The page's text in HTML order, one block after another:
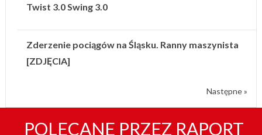
Twist 3.0 Swing 3.0
Zderzenie pociągów na Śląsku. Ranny maszynista
[ZDJĘCIA]
Następne »
POLECANE PRZEZ RAPORT